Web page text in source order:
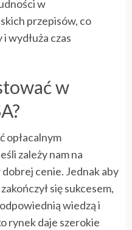
w
przepisów, co
wydłuża czas
w
opłacalnym
zależy nam na
cenie. Jednak aby
się sukcesem,
wiedzą i
rynek daje szerokie